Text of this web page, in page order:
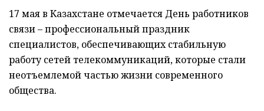
17 мая в Казахстане отмечается День работников
связи – профессиональный праздник
специалистов, обеспечивающих стабильную
работу сетей телекоммуникаций, которые стали
неотъемлемой частью жизни современного
общества.